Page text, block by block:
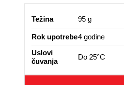
Težina 95 g
Rok upotrebe4 godine
Uslovi
čuvanja
Do 25°C